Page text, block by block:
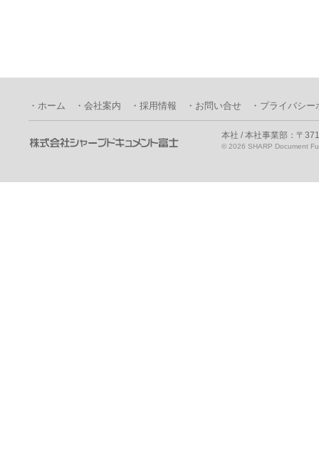
・ホーム ・会社案内 ・採用情報 ・お問い合せ ・プライバシ
本社 / 本社事業部：〒
© 2026 SHARP Document